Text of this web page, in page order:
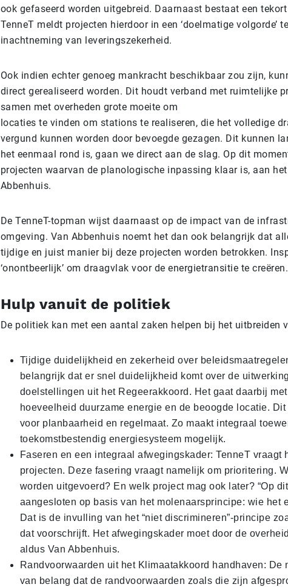
ook gefaseerd worden uitgebreid. Daarnaast bestaat een
TenneT meldt projecten hierdoor in een ‘doelmatige volgorde’
inachtneming van leveringszekerheid.
Ook indien echter genoeg mankracht beschikbaar zou zijn,
direct gerealiseerd worden. Dit houdt verband met ruimtelijke
samen met overheden grote moeite om
locaties te vinden om stations te realiseren, die het volledige
vergund kunnen worden door bevoegde gezagen. Dit kunnen
het eenmaal rond is, gaan we direct aan de slag. Op dit
projecten waarvan de planologische inpassing klaar is, aan het
Abbenhuis.
De TenneT-topman wijst daarnaast op de impact van de
omgeving. Van Abbenhuis noemt het dan ook belangrijk dat
tijdige en juist manier bij deze projecten worden betrokken.
‘onontbeerlijk’ om draagvlak voor de energietransitie te creëren.
Hulp vanuit de politiek
De politiek kan met een aantal zaken helpen bij het uitbreiden
Tijdige duidelijkheid en zekerheid over
belangrijk dat er snel duidelijkheid komt over de
doelstellingen uit het Regeerakkoord. Het gaat daarbij
hoeveelheid duurzame energie en de beoogde locatie.
voor planbaarheid en regelmaat. Zo maakt integraal
toekomstbestendig energiesysteem mogelijk.
Faseren en een integraal afwegingskader: TenneT vraagt
projecten. Deze fasering vraagt namelijk om prioritering.
worden uitgevoerd? En welk project mag ook later? “Op
aangesloten op basis van het molenaarsprincipe: wie het
Dat is de invulling van het “niet discrimineren”-principe
dat voorschrijft. Het afwegingskader moet door de
aldus Van Abbenhuis.
Randvoorwaarden uit het Klimaatakkoord handhaven: De
van belang dat de randvoorwaarden zoals die zijn